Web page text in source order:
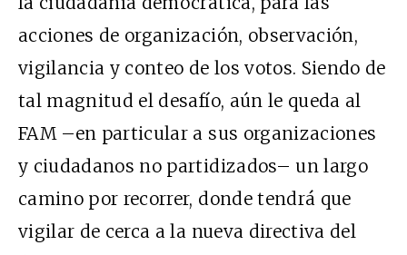
acciones de organización, observación,
vigilancia y conteo de los votos. Siendo de
tal magnitud el desafío, aún le queda al
FAM –en particular a sus organizaciones
y ciudadanos no partidizados– un largo
camino por recorrer, donde tendrá que
vigilar de cerca a la nueva directiva del